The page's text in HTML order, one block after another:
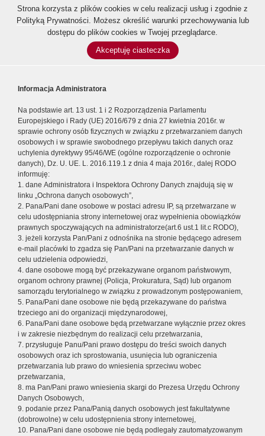
Strona korzysta z plików cookies w celu realizacji usług i zgodnie z
Polityką Prywatności. Możesz określić warunki przechowywania lub
dostępu do plików cookies w Twojej przeglądarce.
Akceptuję ciasteczka
Informacja Administratora
Na podstawie art. 13 ust. 1 i 2 Rozporządzenia Parlamentu
Europejskiego i Rady (UE) 2016/679 z dnia 27 kwietnia 2016r. w
sprawie ochrony osób fizycznych w związku z przetwarzaniem danych
osobowych i w sprawie swobodnego przepływu takich danych oraz
uchylenia dyrektywy 95/46/WE (ogólne rozporządzenie o ochronie
danych), Dz. U. UE. L. 2016.119.1 z dnia 4 maja 2016r., dalej RODO
informuję:
1. dane Administratora i Inspektora Ochrony Danych znajdują się w
linku „Ochrona danych osobowych”,
2. Pana/Pani dane osobowe w postaci adresu IP, są przetwarzane w
celu udostępniania strony internetowej oraz wypełnienia obowiązków
prawnych spoczywających na administratorze(art.6 ust.1 lit.c RODO),
3. jeżeli korzysta Pan/Pani z odnośnika na stronie będącego adresem
e-mail placówki to zgadza się Pan/Pani na przetwarzanie danych w
celu udzielenia odpowiedzi,
4. dane osobowe mogą być przekazywane organom państwowym,
organom ochrony prawnej (Policja, Prokuratura, Sąd) lub organom
samorządu terytorialnego w związku z prowadzonym postępowaniem,
5. Pana/Pani dane osobowe nie będą przekazywane do państwa
trzeciego ani do organizacji międzynarodowej,
6. Pana/Pani dane osobowe będą przetwarzane wyłącznie przez okres
i w zakresie niezbędnym do realizacji celu przetwarzania,
7. przysługuje Panu/Pani prawo dostępu do treści swoich danych
osobowych oraz ich sprostowania, usunięcia lub ograniczenia
przetwarzania lub prawo do wniesienia sprzeciwu wobec
przetwarzania,
8. ma Pan/Pani prawo wniesienia skargi do Prezesa Urzędu Ochrony
Danych Osobowych,
9. podanie przez Pana/Panią danych osobowych jest fakultatywne
(dobrowolne) w celu udostępnienia strony internetowej,
10. Pana/Pani dane osobowe nie będą podlegały zautomatyzowanym